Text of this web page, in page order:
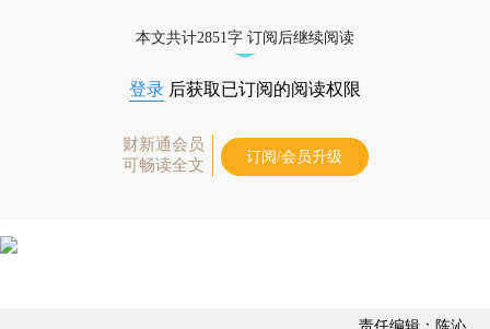
本文共计2851字 订阅后继续阅读
登录 后获取已订阅的阅读权限
财新通会员
可畅读全文
订阅/会员升级